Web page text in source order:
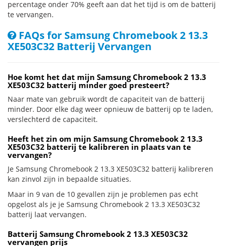
percentage onder 70% geeft aan dat het tijd is om de batterij
te vervangen.
FAQs for Samsung Chromebook 2 13.3
XE503C32 Batterij Vervangen
Hoe komt het dat mijn Samsung Chromebook 2 13.3
XE503C32 batterij minder goed presteert?
Naar mate van gebruik wordt de capaciteit van de batterij
minder. Door elke dag weer opnieuw de batterij op te laden,
verslechterd de capaciteit.
Heeft het zin om mijn Samsung Chromebook 2 13.3
XE503C32 batterij te kalibreren in plaats van te
vervangen?
Je Samsung Chromebook 2 13.3 XE503C32 batterij kalibreren
kan zinvol zijn in bepaalde situaties.
Maar in 9 van de 10 gevallen zijn je problemen pas echt
opgelost als je je Samsung Chromebook 2 13.3 XE503C32
batterij laat vervangen.
Batterij Samsung Chromebook 2 13.3 XE503C32
vervangen prijs